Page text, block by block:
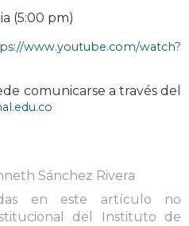
(5:00 pm)
www.youtube.com/watch?
comunicarse a través del
Sánchez Rivera
en este artículo no
del Instituto de